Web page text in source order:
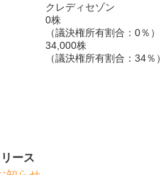
クレディセゾン
0株
（議決権所有割合：0％）
34,000株
（議決権所有割合：34％）
ース